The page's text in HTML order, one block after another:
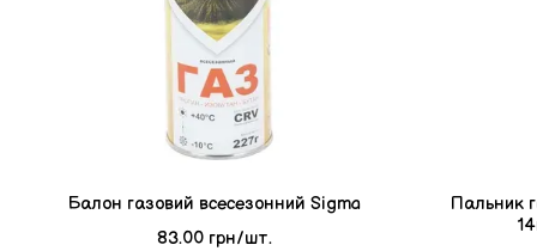
Балон газовий всесезонний Sigma
83.00 грн/шт.
Пальник